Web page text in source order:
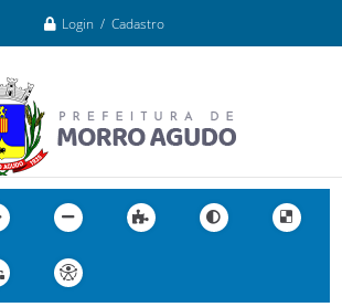
Login / Cadastro